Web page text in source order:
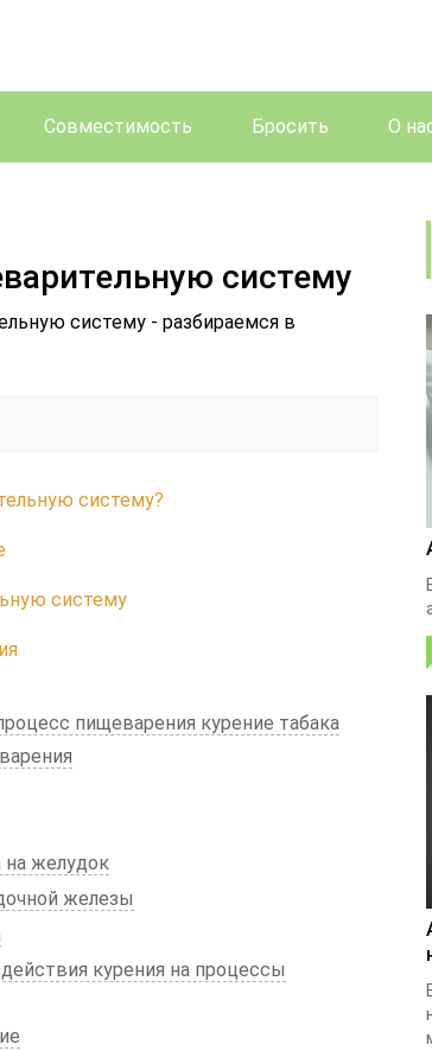
Совместимость Бросить О
систему
систему - разбираемся в
систему?
систему
пищеварения курение табака
на желудок
железы
курения на процессы